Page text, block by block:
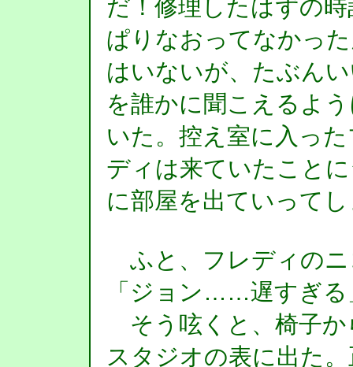
だ！修理したはずの
ぱりなおってなかっ
はいないが、たぶん
を誰かに聞こえるよ
いた。控え室に入っ
ディは来ていたこと
に部屋を出ていって
ふと、フレディの
「ジョン……遅すぎる
そう呟くと、椅子か
スタジオの表に出た